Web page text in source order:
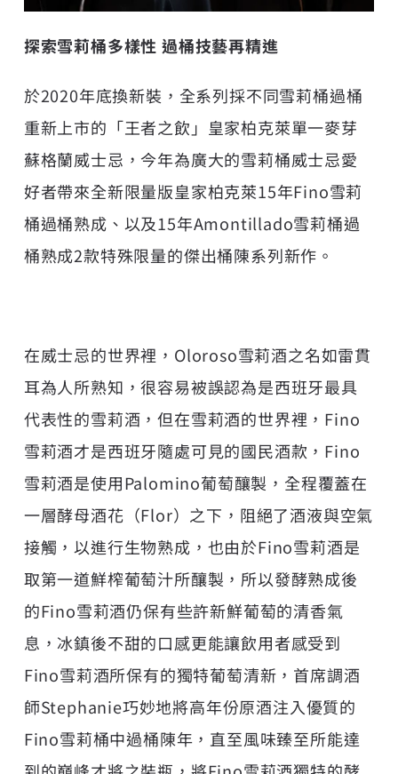
探索雪莉桶多樣性 過桶技藝再精進
於2020年底換新裝，全系列採不同雪莉桶過桶
重新上市的「王者之飲」皇家柏克萊單一麥芽
蘇格蘭威士忌，今年為廣大的雪莉桶威士忌愛
好者帶來全新限量版皇家柏克萊15年Fino雪莉
桶過桶熟成、以及15年Amontillado雪莉桶過
桶熟成2款特殊限量的傑出桶陳系列新作。
在威士忌的世界裡，Oloroso雪莉酒之名如雷貫
耳為人所熟知，很容易被誤認為是西班牙最具
代表性的雪莉酒，但在雪莉酒的世界裡，Fino
雪莉酒才是西班牙隨處可見的國民酒款，Fino
雪莉酒是使用Palomino葡萄釀製，全程覆蓋在
一層酵母酒花（Flor）之下，阻絕了酒液與空氣
接觸，以進行生物熟成，也由於Fino雪莉酒是
取第一道鮮榨葡萄汁所釀製，所以發酵熟成後
的Fino雪莉酒仍保有些許新鮮葡萄的清香氣
息，冰鎮後不甜的口感更能讓飲用者感受到
Fino雪莉酒所保有的獨特葡萄清新，首席調酒
師Stephanie巧妙地將高年份原酒注入優質的
Fino雪莉桶中過桶陳年，直至風味臻至所能達